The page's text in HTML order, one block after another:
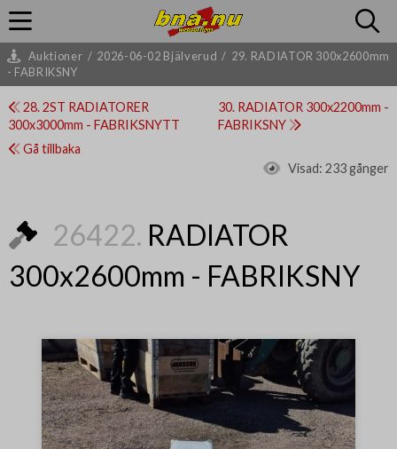
Auktioner / 2026-06-02 Bjälverud / 29. RADIATOR 300x2600mm
- FABRIKSNY
28. 2ST RADIATORER
300x3000mm - FABRIKSNYTT
30. RADIATOR 300x2200mm -
FABRIKSNY
Gå tillbaka
Visad: 233 gånger
26422. RADIATOR
300x2600mm - FABRIKSNY